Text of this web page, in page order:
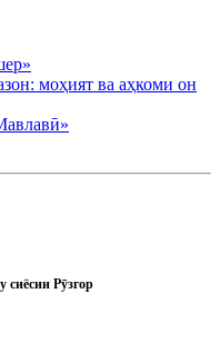
моҳият ва аҳкоми он
Рӯзгор